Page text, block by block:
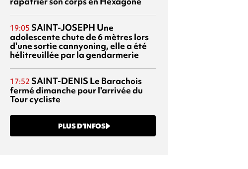
19:05 SAINT-JOSEPH Une
adolescente chute de 6 mètres lors
d'une sortie cannyoning, elle a été
hélitreuillée par la gendarmerie
17:52 SAINT-DENIS Le Barachois
fermé dimanche pour l'arrivée du
Tour cycliste
PLUS D’INFOS